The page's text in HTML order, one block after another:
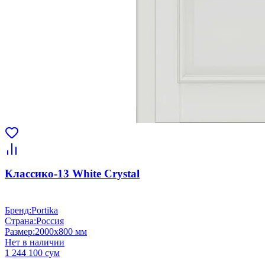
Классико-13 White Сrystal
Бренд:Portika
Страна:Россия
Размер:2000x800 мм
Нет в наличии
1 244 100 сум